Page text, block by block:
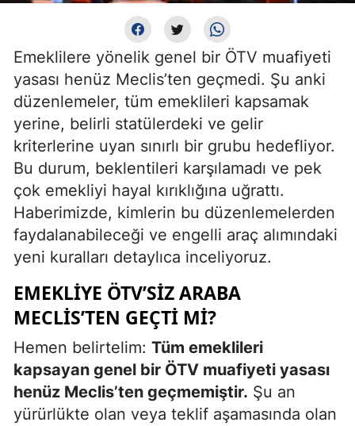
Emeklilere yönelik genel bir ÖTV muafiyeti
yasası henüz Meclis’ten geçmedi. Şu anki
düzenlemeler, tüm emeklileri kapsamak
yerine, belirli statülerdeki ve gelir
kriterlerine uyan sınırlı bir grubu hedefliyor.
Bu durum, beklentileri karşılamadı ve pek
çok emekliyi hayal kırıklığına uğrattı.
Haberimizde, kimlerin bu düzenlemelerden
faydalanabileceği ve engelli araç alımındaki
yeni kuralları detaylıca inceliyoruz.
EMEKLIYE ÖTV’SIZ ARABA
MECLIS’TEN GEÇTI MI?
Hemen belirtelim: Tüm emeklileri
kapsayan genel bir ÖTV muafiyeti yasası
henüz Meclis’ten geçmemiştir. Şu an
yürürlükte olan veya teklif aşamasında olan